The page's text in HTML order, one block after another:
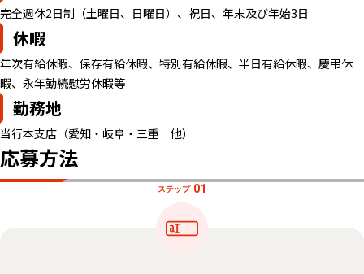
完全週休2日制（土曜日、日曜日）、祝日、年末及び年始3日
休暇
年次有給休暇、保存有給休暇、特別有給休暇、半日有給休暇、慶弔休
暇、永年勤続慰労休暇等
勤務地
当行本支店（愛知・岐阜・三重 他）
応募方法
ステップ 01